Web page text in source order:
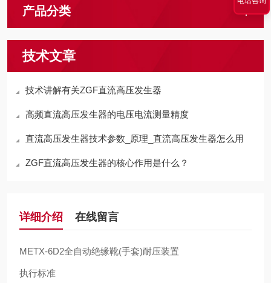
产品分类
技术文章
技术讲解有关ZGF直流高压发生器
高频直流高压发生器的电压电流测量精度
直流高压发生器技术参数_原理_直流高压发生器怎么用
ZGF直流高压发生器的核心作用是什么？
详细介绍 在线留言
METX-6D2全自动绝缘靴(手套)耐压装置
执行标准